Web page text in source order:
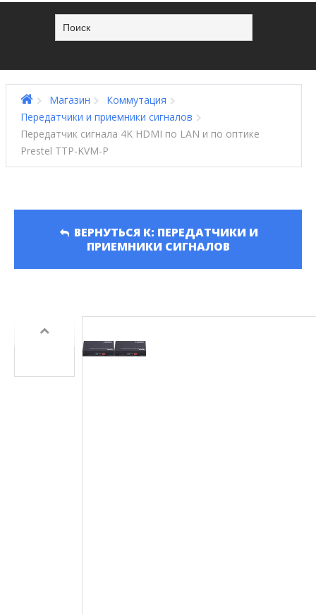
Магазин
Коммутация
Передатчики и приемники сигналов
Передатчик сигнала 4K HDMI по LAN и по оптике
Prestel TTP-KVM-P
ВЕРНУТЬСЯ К: ПЕРЕДАТЧИКИ И
ПРИЕМНИКИ СИГНАЛОВ